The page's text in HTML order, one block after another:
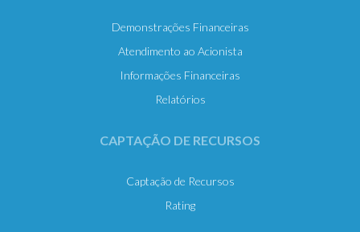
Demonstrações Financeiras
Atendimento ao Acionista
Informações Financeiras
Relatórios
CAPTAÇÃO DE RECURSOS
Captação de Recursos
Rating